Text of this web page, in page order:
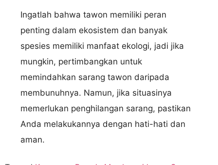
Ingatlah bahwa tawon memiliki peran
penting dalam ekosistem dan banyak
spesies memiliki manfaat ekologi, jadi jika
mungkin, pertimbangkan untuk
memindahkan sarang tawon daripada
membunuhnya. Namun, jika situasinya
memerlukan penghilangan sarang, pastikan
Anda melakukannya dengan hati-hati dan
aman.